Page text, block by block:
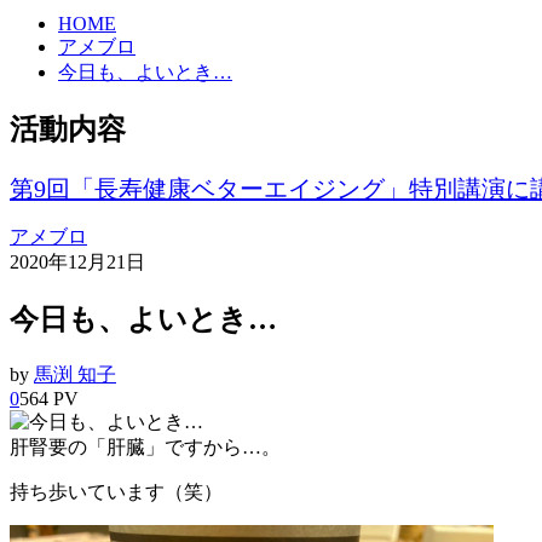
HOME
アメブロ
今日も、よいとき…
活動内容
第9回「長寿健康ベターエイジング」特別講演に
アメブロ
2020年12月21日
今日も、よいとき…
by 馬渕 知子
0564 PV
肝腎要の「肝臓」ですから…。
持ち歩いています（笑）